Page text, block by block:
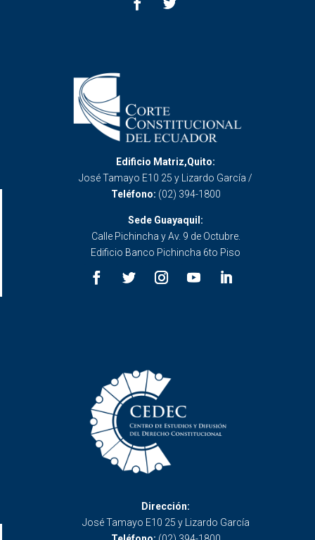
Edificio Matriz,Quito:
José Tamayo E10 25 y Lizardo García /
Teléfono: (02) 394-1800
Sede Guayaquil:
Calle Pichincha y Av. 9 de Octubre.
Edificio Banco Pichincha 6to Piso
Dirección:
José Tamayo E10 25 y Lizardo García